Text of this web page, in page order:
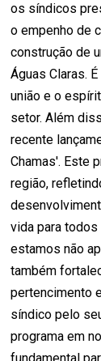
os síndicos
o empenho de
construção de
Águas Claras.
união e o
setor. Além
recente
Chamas'. Este
região,
vida para
estamos não
também
pertencimento
síndico pelo
programa em